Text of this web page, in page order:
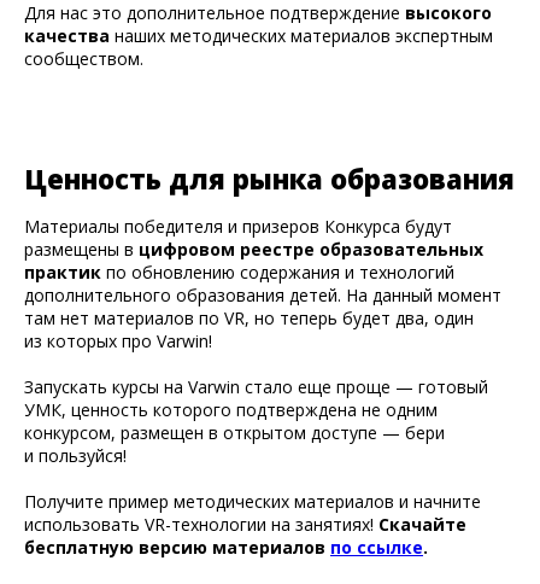
Для нас это дополнительное подтверждение высокого
качества наших методических материалов экспертным
сообществом.
Ценность для рынка образования
Материалы победителя и призеров Конкурса будут
размещены в цифровом реестре образовательных
практик по обновлению содержания и технологий
дополнительного образования детей. На данный момент
там нет материалов по VR, но теперь будет два, один
из которых про Varwin!
Запускать курсы на Varwin стало еще проще — готовый
УМК, ценность которого подтверждена не одним
конкурсом, размещен в открытом доступе — бери
и пользуйся!
Получите пример методических материалов и начните
использовать VR-технологии на занятиях! Скачайте
бесплатную версию материалов по ссылке.